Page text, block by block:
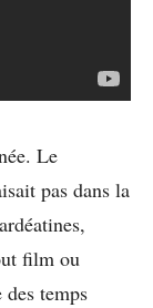
Le
pas dans la
film ou
temps